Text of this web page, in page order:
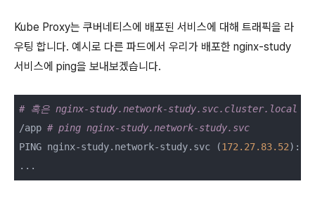
Kube Proxy는 쿠버네티스에 배포된 서비스에 대해 트래픽을 라
우팅 합니다. 예시로 다른 파드에서 우리가 배포한 nginx-study
서비스에 ping을 보내보겠습니다.
# 혹은 nginx-study.network-study.svc.cluster.local
/app # ping nginx-study.network-study.svc
PING nginx-study.network-study.svc (172.27.83.52):